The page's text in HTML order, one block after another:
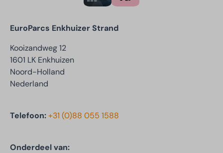
EuroParcs Enkhuizer Strand
Kooizandweg 12
1601 LK Enkhuizen
Noord-Holland
Nederland
Telefoon:+31 (0)88 055 1588
Onderdeel van: